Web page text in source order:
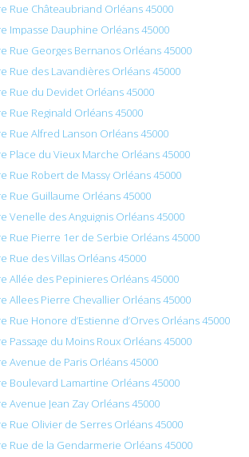
Rue Châteaubriand Orléans 45000
Impasse Dauphine Orléans 45000
Rue Georges Bernanos Orléans 45000
Rue des Lavandières Orléans 45000
Rue du Devidet Orléans 45000
Rue Reginald Orléans 45000
Rue Alfred Lanson Orléans 45000
Place du Vieux Marche Orléans 45000
Rue Robert de Massy Orléans 45000
Rue Guillaume Orléans 45000
Venelle des Anguignis Orléans 45000
Rue Pierre 1er de Serbie Orléans 45000
Rue des Villas Orléans 45000
Allée des Pepinieres Orléans 45000
Allees Pierre Chevallier Orléans 45000
Rue Honore d’Estienne d’Orves Orléans 45000
Passage du Moins Roux Orléans 45000
Avenue de Paris Orléans 45000
Boulevard Lamartine Orléans 45000
Avenue Jean Zay Orléans 45000
Rue Olivier de Serres Orléans 45000
Rue de la Gendarmerie Orléans 45000